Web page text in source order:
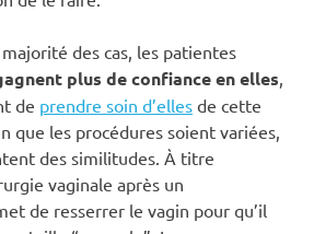
des cas, les patientes
plus de confiance en elles
de prendre soin d’elles de cette
que les procédures soient variées,
des similitudes. À titre
vaginale après un
de resserrer le vagin pour qu’il